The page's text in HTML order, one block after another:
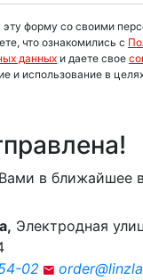
эту форму со своими
что ознакомились с
данных и даете свое
и использование в
в ближайшее
, Электродная
02